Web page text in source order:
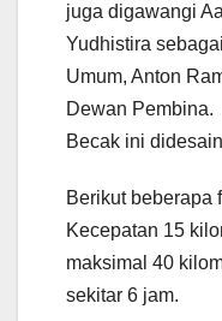
juga digawangi
Yudhistira
Umum, Anton
Dewan Pembina.
Becak ini
Berikut beberapa
Kecepatan 15
maksimal 40
sekitar 6 jam.